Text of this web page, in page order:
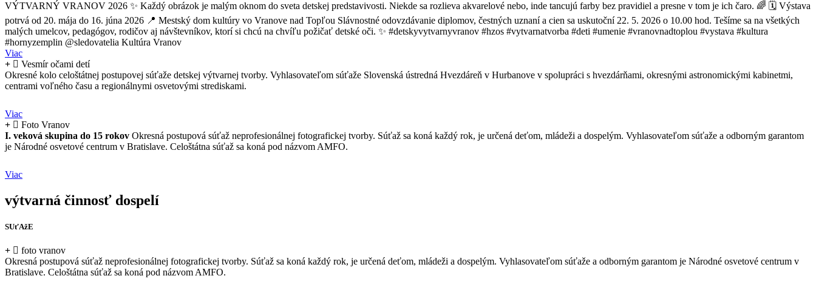
Viac
Vesmír očami detí
Okresné kolo celoštátnej postupovej súťaže detskej výtvarnej tvorby. Vyhlasovateľom súťaže Slovenská ústredná Hvezdáreň v Hurbanove v spolupráci s hvezdárňami, okresnými astronomickými kabinetmi,
centrami voľného času a regionálnymi osvetovými strediskami.
Viac
Foto Vranov
I. veková skupina do 15 rokov Okresná postupová súťaž neprofesionálnej fotografickej tvorby. Súťaž sa koná každý rok, je určená deťom, mládeži a dospelým. Vyhlasovateľom súťaže a odborným garantom
je Národné osvetové centrum v Bratislave. Celoštátna súťaž sa koná pod názvom AMFO.
Viac
výtvarná činnosť dospelí
SUťAžE
foto vranov
Okresná postupová súťaž neprofesionálnej fotografickej tvorby. Súťaž sa koná každý rok, je určená deťom, mládeži a dospelým. Vyhlasovateľom súťaže a odborným garantom je Národné osvetové centrum v
Bratislave. Celoštátna súťaž sa koná pod názvom AMFO.